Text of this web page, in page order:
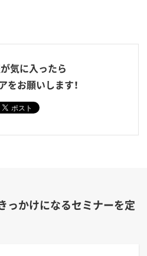
気に入ったら
をお願いします！
っかけになるセミナーを定